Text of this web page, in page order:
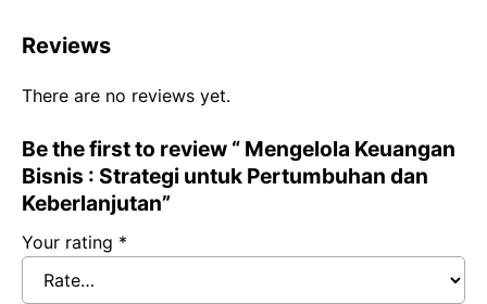
Reviews
There are no reviews yet.
Be the first to review “ Mengelola Keuangan
Bisnis : Strategi untuk Pertumbuhan dan
Keberlanjutan”
Your rating *